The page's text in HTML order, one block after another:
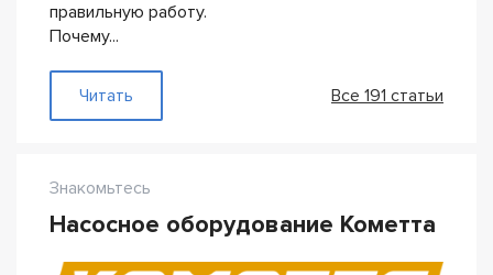
правильную работу.
Почему...
Читать — Производительность насосаВсе 191 статьи
Знакомьтесь
Насосное оборудование Кометта